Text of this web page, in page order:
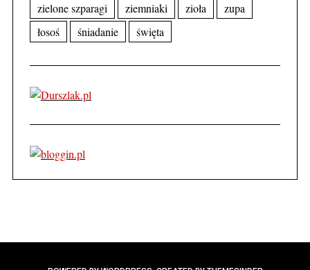
zielone szparagi
ziemniaki zioła
zupa
łosoś
śniadanie święta